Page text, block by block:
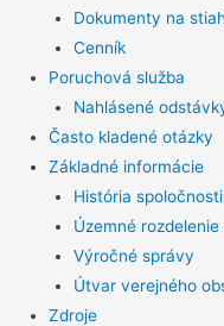
Dokumenty na
Cenník
Poruchová služba
Nahlásené
Často kladené otázky
Základné informácie
História spoločnosti
Územné
Výročné správy
Útvar verejného
Zdroje